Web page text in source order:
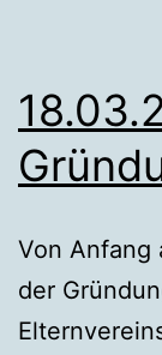
Von Anfang
der